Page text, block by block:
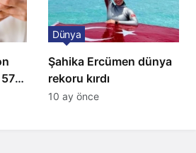
Şahika Ercümen dünya
rekoru kırdı
Dünya
10 ay önce